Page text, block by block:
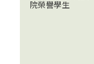
院榮譽學生